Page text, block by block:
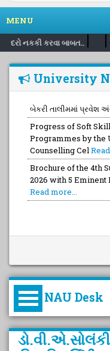
MENU
નકકી કરવા બાબત..| |
University
બેકરી તાલીમમાં પ્રવેશ
Progress of Soft
Programmes by the
Counselling Cel
Brochure of the 4th
2026 with 5
Read more...
NAU Desk
કુલપતિની
વિહંગાવલોકન